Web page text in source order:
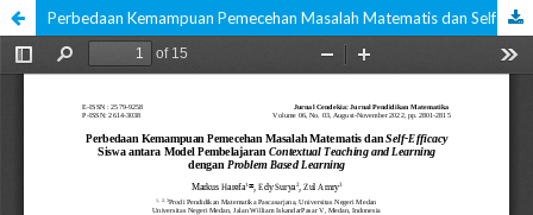
Perbedaan Kemampuan Pemecehan Masalah Matematis dan Self-Efficacy Siswa antara Model Pembelajaran Contextual Teaching and Learning dengan Problem Based Learning